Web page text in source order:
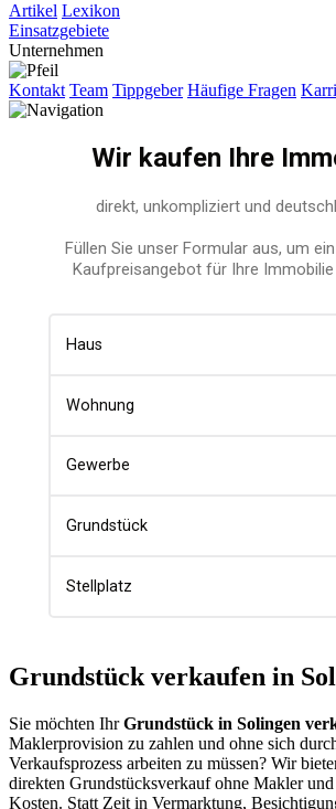
Artikel Lexikon
Einsatzgebiete
Unternehmen
Kontakt Team Tippgeber Häufige Fragen
Grundstück verkaufen in
Sie möchten IhrGrundstück in Solingen
Maklerprovision zu zahlen und ohne sich
Verkaufsprozess arbeiten zu müssen? Wir
direkten Grundstücksverkauf ohne Makler
Kosten. Statt Zeit in Vermarktung,